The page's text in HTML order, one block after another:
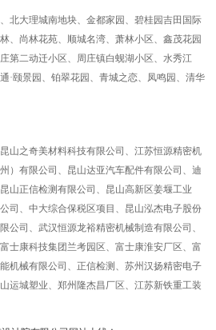
北大理城南地块、金都家园、碧桂园吉田国际
、尚林花苑、顺城名湾、萧林小区、鑫茂花园
第二动迁小区、周庄镇白蚬湖小区、水秀江
·颐景园、铂翠花园、青城之恋、凤鸣园、清华
山之奇美材料科技有限公司、江苏恒源精密机
）有限公司、昆山达亚汽车配件有限公司、迪
山正信检测有限公司、昆山高新区姜堰工业
司、中大综合保税区项目、昆山泓杰电子股份
公司、武汉恒源龙裕精密机械制造有限公司、
士康科技集团兰考园区、富士康淮安厂区、富
机械有限公司、正信检测、苏州汉扬精密电子
运城塑业、郑州隆杰昌厂区、江苏新铁重工装